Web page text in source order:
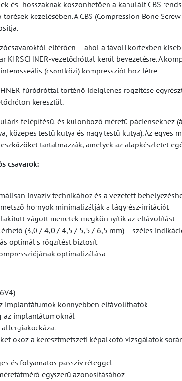
és -hosszaknak köszönhetően a kanülált CBS
kezelésében. A CBS (Compression Bone
eltérően – ahol a távoli kortexben
KIRSCHNER-vezetődróttal kerül bevezetésre. A
(csontközi) kompressziót hoz létre.
fúródróttal történő ideiglenes rögzítése
keresztül.
felépítésű, és különböző méretű
közepes testű kutya és nagy testű kutya). Az
tartalmazzák, amelyek az alapkészletet
csavarok:
invazív technikához és a vezetett
hornyok minimalizálják a lágyrész-irritációt
vágott menetek megkönnyítik az eltávolítást
(3,0 / 4,0 / 4,5 / 5,5 / 6,5 mm) – széles
optimális rögzítést biztosít
optimalizálása
implantátumok könnyebben eltávolíthatók
az implantátumoknál
okoz a keresztmetszeti képalkotó vizsgálatok
és folyamatos passzív réteggel
egyszerű azonosításához